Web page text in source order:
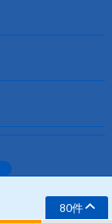
80件